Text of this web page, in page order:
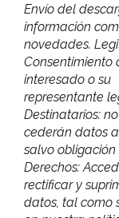
Envío del
información
novedades.
Consentimiento
interesado o su
representante
Destinatarios:
cederán datos
salvo obligación
Derechos:
rectificar y
datos, tal como